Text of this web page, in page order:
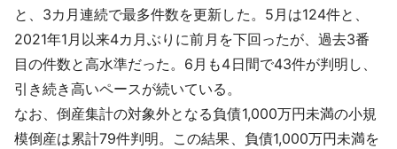
English
と、3カ月連続で最多件数を更新した。5月は124件と、
2021年1月以来4カ月ぶりに前月を下回ったが、過去3番
目の件数と高水準だった。6月も4日間で43件が判明し、
引き続き高いペースが続いている。
なお、倒産集計の対象外となる負債1,000万円未満の小規
模倒産は累計79件判明。この結果、負債1,000万円未満を